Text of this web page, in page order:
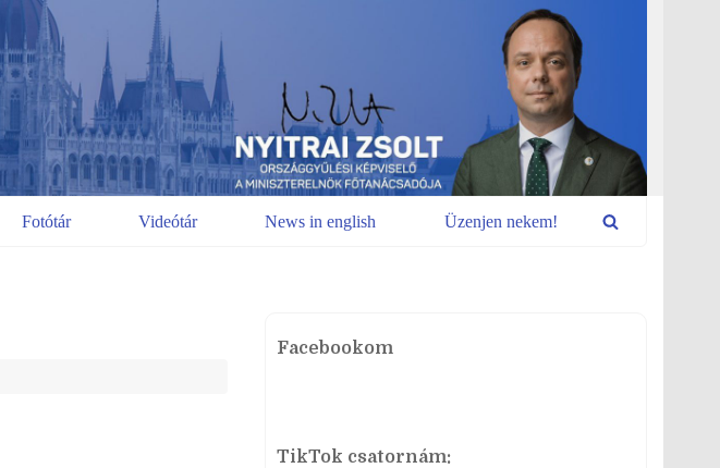
Fotótár Videótár News in english Üzenjen nekem!
Facebookom
TikTok csatornám: